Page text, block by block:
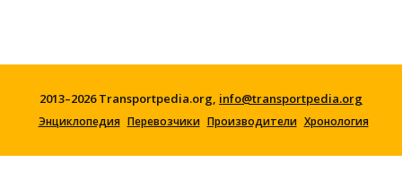
2013–2026 Transportpedia.org, info@transportpedia.org
Энциклопедия Перевозчики Производители Хронология